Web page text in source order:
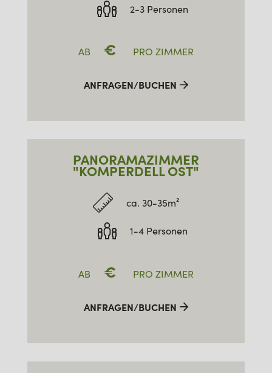
2-3 Personen
AB € PRO ZIMMER
ANFRAGEN/BUCHEN
PANORAMAZIMMER
"KOMPERDELL OST"
ca. 30-35m²
1-4 Personen
AB € PRO ZIMMER
ANFRAGEN/BUCHEN